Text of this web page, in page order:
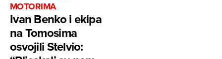
MOTORIMA
Ivan Benko i ekipa
na Tomosima
osvojili Stelvio: